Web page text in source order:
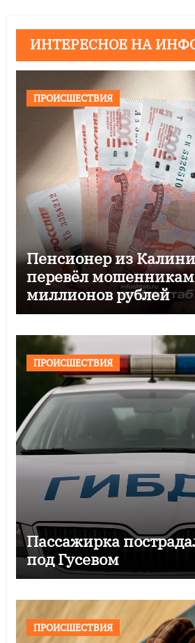
ИНТЕРЕСНОЕ НА
ПРОИСШЕСТВИЯ
Пенсионер из
перевёл мошенникам
миллионов рублей
ПРОИСШЕСТВИЯ
Пассажирка
под Гусевом
ПРОИСШЕСТВИЯ